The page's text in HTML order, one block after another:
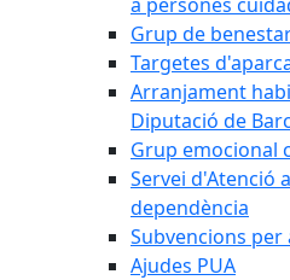
Grup de
Targetes
Arranjament
Diputació de
Grup emocional
Servei d'Atenció
dependència
Subvencions per
Ajudes PUA